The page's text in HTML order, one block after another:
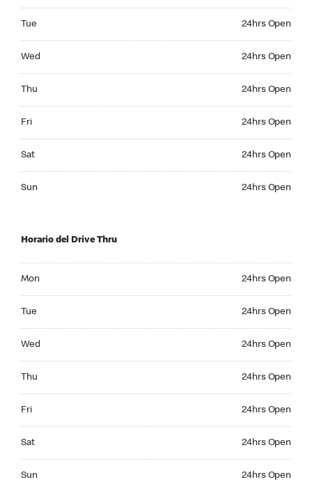
Tue 24hrs Open
Wed 24hrs Open
Thu 24hrs Open
Fri 24hrs Open
Sat 24hrs Open
Sun 24hrs Open
Horario del Drive Thru
Mon 24hrs Open
Tue 24hrs Open
Wed 24hrs Open
Thu 24hrs Open
Fri 24hrs Open
Sat 24hrs Open
Sun 24hrs Open